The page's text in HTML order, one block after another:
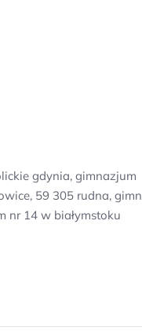
gdynia, gimnazjum
59 305 rudna,
nr 14 w białymstoku